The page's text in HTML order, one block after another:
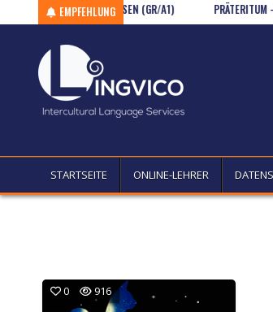
Skip to contentEMPFEHLUNG
„MÖCHTEN“, MÜSSEN (GR/A1) PRÄTERITUM –
STARTSEITE ONLINE-LEHRER
0 916